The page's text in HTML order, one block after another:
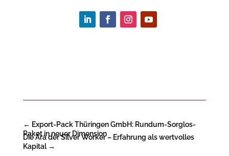
← Export-Pack Thüringen GmbH: Rundum-Sorglos-
Paket in neuer Dimension
Die Ära der Silver Worker – Erfahrung als wertvolles
Kapital→